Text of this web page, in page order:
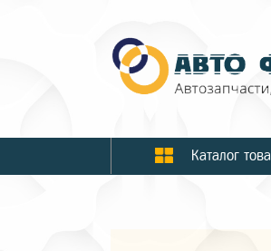
Каталог